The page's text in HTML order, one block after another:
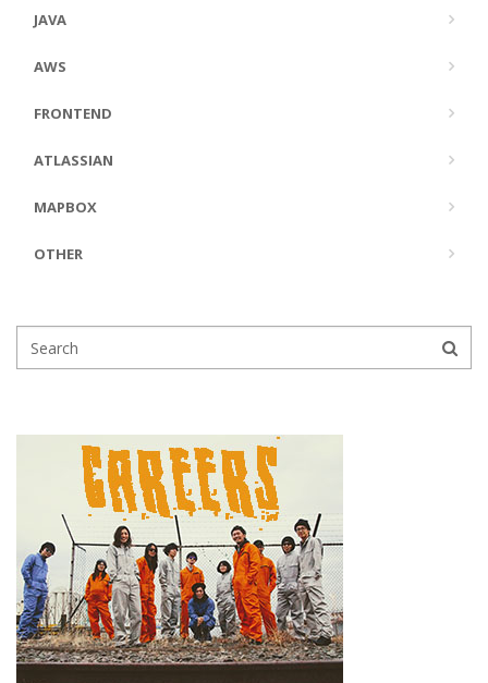
JAVA
AWS
FRONTEND
ATLASSIAN
MAPBOX
OTHER